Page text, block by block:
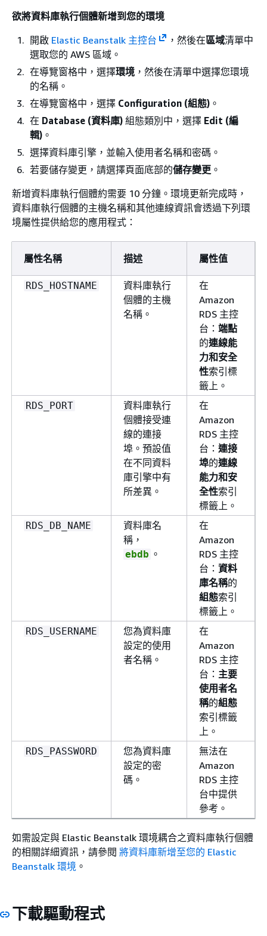
欲將資料庫執行個體新增到您的環境
開啟 Elastic Beanstalk 主控台 ，然後在區域清單中
選取您的 AWS 區域。
在導覽窗格中，選擇環境 ，然後在清單中選擇您環境
的名稱。
在導覽窗格中，選擇 Configuration (組態) 。
在 Database (資料庫) 組態類別中，選擇 Edit (編
輯) 。
選擇資料庫引擎，並輸入使用者名稱和密碼。
若要儲存變更，請選擇頁面底部的儲存變更 。
新增資料庫執行個體約需要 10 分鐘。環境更新完成時，
資料庫執行個體的主機名稱和其他連線資訊會透過下列環
境屬性提供給您的應用程式：
屬性名稱 描述 屬性值
RDS_HOSTNAME
資料庫執行
個體的主機
名稱。
在
Amazon
RDS 主控
台： 端點
的連線能
力和安全
性索引標
籤上。
RDS_PORT
資料庫執行
個體接受連
線的連接
埠。預設值
在不同資料
庫引擎中有
所差異。
在
Amazon
RDS 主控
台： 連接
埠的連線
能力和安
全性索引
標籤上。
RDS_DB_NAME
資料庫名
稱，
ebdb 。
在
Amazon
RDS 主控
台： 資料
庫名稱的
組態索引
標籤上。
RDS_USERNAME
您為資料庫
設定的使用
者名稱。
在
Amazon
RDS 主控
台： 主要
使用者名
稱的組態
索引標籤
上。
RDS_PASSWORD
您為資料庫
設定的密
碼。
無法在
Amazon
RDS 主控
台中提供
參考。
如需設定與 Elastic Beanstalk 環境耦合之資料庫執行個體
的相關詳細資訊，請參閱 將資料庫新增至您的 Elastic
Beanstalk 環境 。
下載驅動程式